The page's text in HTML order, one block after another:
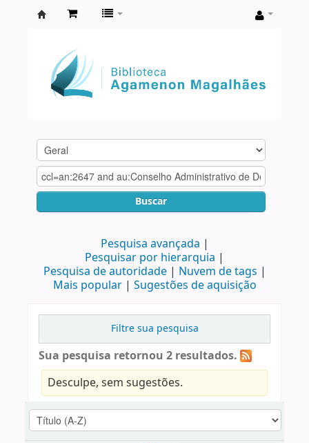
Agamenon
Magalhães
Buscar
Pesquisa avançada
Pesquisar por hierarquia
Pesquisa de autoridade
Nuvem de tags
Mais popular
Sugestões de aquisição
Filtre sua pesquisa
Sua pesquisa retornou 2 resultados.
Desculpe, sem sugestões.